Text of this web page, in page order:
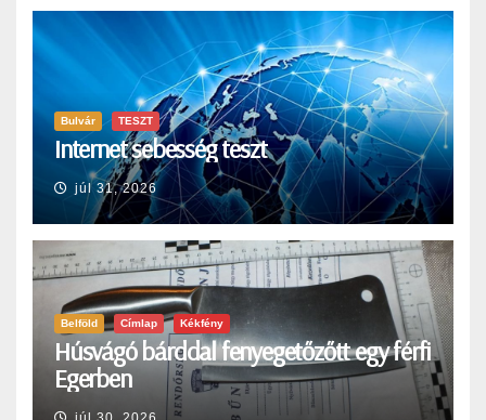
Bulvár TESZT
Internet sebesség teszt
júl 31, 2026
Belföld Címlap Kékfény
Húsvágó bárddal fenyegetőzőtt egy férfi
Egerben